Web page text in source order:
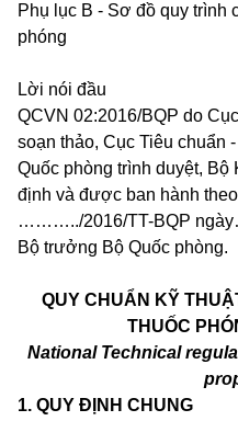
Phụ lục B - Sơ đồ quy trình
phóng
Lời nói đầu
QCVN 02:2016/BQP do
soạn thảo, Cục Tiêu
Quốc phòng trình duyệt, Bộ
định và được ban hành
………../2016/TT-BQP ngày
Bộ trưởng Bộ Quốc phòng.
QUY CHUẨN KỸ
THUỐC
National Technical
1. QUY ĐỊNH CHUNG